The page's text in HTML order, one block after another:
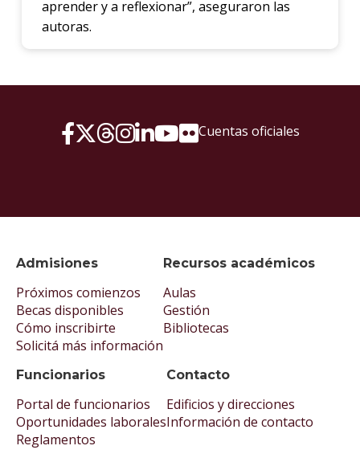
aprender y a reflexionar”, aseguraron las
autoras.
Admisiones
Próximos comienzos
Becas disponibles
Cómo inscribirte
Solicitá más información
Recursos académicos
Aulas
Gestión
Bibliotecas
Funcionarios
Portal de funcionarios
Oportunidades laborales
Reglamentos
Contacto
Edificios y direcciones
Información de contacto
Cuentas oficiales